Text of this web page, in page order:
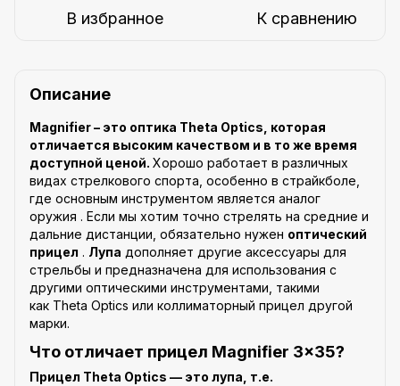
В избранное К сравнению
Описание
Magnifier – это оптика Theta Optics, которая
отличается высоким качеством и в то же время
доступной ценой. Хорошо работает в различных
видах стрелкового спорта, особенно в страйкболе,
где основным инструментом является аналог
оружия . Если мы хотим точно стрелять на средние и
дальние дистанции, обязательно нужен оптический
прицел . Лупа дополняет другие аксессуары для
стрельбы и предназначена для использования с
другими оптическими инструментами, такими
как Theta Optics или коллиматорный прицел другой
марки.
Что отличает прицел Magnifier 3x35?
Прицел Theta Optics — это лупа, т.е.